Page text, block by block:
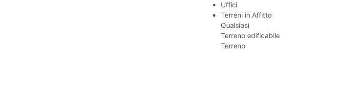
Uffici
Terreni in Affitto
Qualsiasi
Terreno edificabile
Terreno